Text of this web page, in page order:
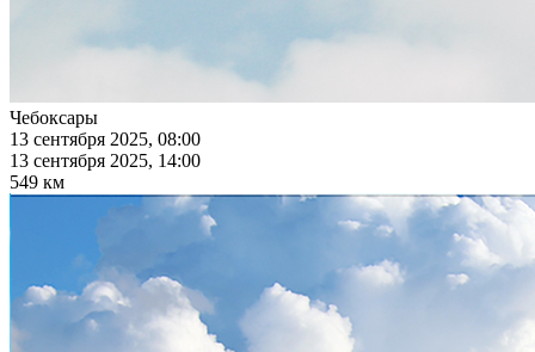
Чебоксары
13 сентября 2025, 08:00
13 сентября 2025, 14:00
549 км